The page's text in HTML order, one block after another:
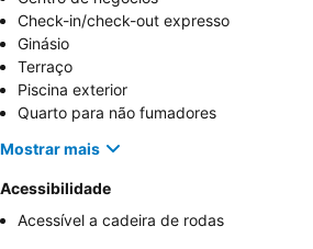
Check-in/check-out expresso
Ginásio
Terraço
Piscina exterior
Quarto para não fumadores
Mostrar mais
Acessibilidade
Acessível a cadeira de rodas